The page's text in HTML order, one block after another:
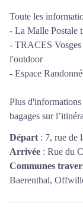
Toute les
- La Malle Postale
- TRACES
l'outdoor
- Espace
Plus
bagages sur
Départ : 7, rue de
Arrivée : Rue du
Communes
Baerenthal,